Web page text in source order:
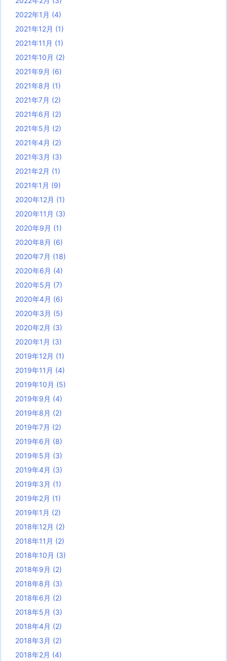
2022年1月 (4)
2021年12月 (1)
2021年11月 (1)
2021年10月 (2)
2021年9月 (6)
2021年8月 (1)
2021年7月 (2)
2021年6月 (2)
2021年5月 (2)
2021年4月 (2)
2021年3月 (3)
2021年2月 (1)
2021年1月 (9)
2020年12月 (1)
2020年11月 (3)
2020年9月 (1)
2020年8月 (6)
2020年7月 (18)
2020年6月 (4)
2020年5月 (7)
2020年4月 (6)
2020年3月 (5)
2020年2月 (3)
2020年1月 (3)
2019年12月 (1)
2019年11月 (4)
2019年10月 (5)
2019年9月 (4)
2019年8月 (2)
2019年7月 (2)
2019年6月 (8)
2019年5月 (3)
2019年4月 (3)
2019年3月 (1)
2019年2月 (1)
2019年1月 (2)
2018年12月 (2)
2018年11月 (2)
2018年10月 (3)
2018年9月 (2)
2018年8月 (3)
2018年6月 (2)
2018年5月 (3)
2018年4月 (2)
2018年3月 (2)
2018年2月 (4)